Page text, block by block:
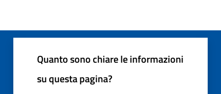
Quanto sono chiare le informazioni
su questa pagina?